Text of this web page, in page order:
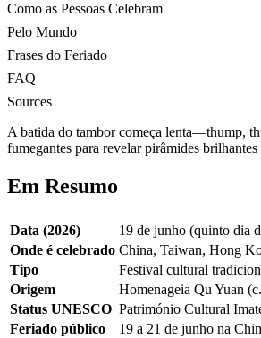
Como as Pessoas Celebram
Pelo Mundo
Frases do Feriado
FAQ
Sources
A batida do tambor começa lenta—thump,
fumegantes para revelar pirâmides
Em Resumo
Data (2026)
19 de junho (quinto dia
Onde é celebrado China, Taiwan, Hong
Tipo
Festival cultural
Origem
Homenageia Qu Yuan
Status UNESCO Património Cultural
Feriado público
19 a 21 de junho na